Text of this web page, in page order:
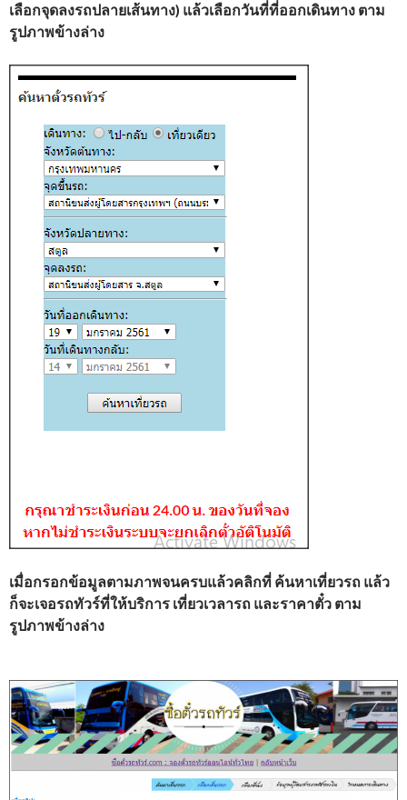
เลือกจุดลงรถปลายเส้นทาง) แล้วเลือกวันที่ที่ออกเดินทาง ตาม
รูปภาพข้างล่าง
เมื่อกรอกข้อมูลตามภาพจนครบแล้วคลิกที่ ค้นหาเที่ยวรถ แล้ว
ก็จะเจอรถทัวร์ที่ให้บริการ เที่ยวเวลารถ และราคาตั๋ว ตาม
รูปภาพข้างล่าง